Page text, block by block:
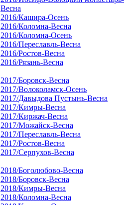
Весна
2016/Кашира-Осень
2016/Коломна-Весна
2016/Коломна-Осень
2016/Переславль-Весна
2016/Ростов-Весна
2016/Рязань-Весна
2017/Боровск-Весна
2017/Волоколамск-Осень
2017/Давыдова Пустынь-Весна
2017/Кимры-Весна
2017/Киржач-Весна
2017/Можайск-Весна
2017/Переславль-Весна
2017/Ростов-Весна
2017/Серпухов-Весна
2018/Боголюбово-Весна
2018/Боровск-Весна
2018/Кимры-Весна
2018/Коломна-Весна